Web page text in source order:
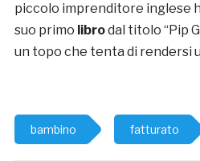
piccolo imprenditore inglese
suo primo librodal titolo “Pip
un topo che tenta di rendersi
bambino fatturato